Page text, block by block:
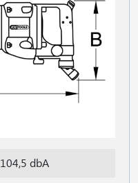
104,5 dbA